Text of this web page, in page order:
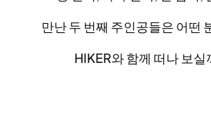
만난 두 번째 주인공들은 어떤
HIKER와 함께 떠나 보실